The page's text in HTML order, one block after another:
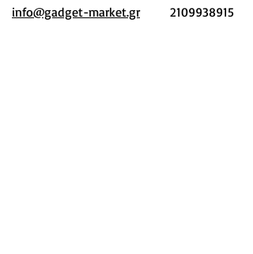
info@gadget-market.gr 2109938915